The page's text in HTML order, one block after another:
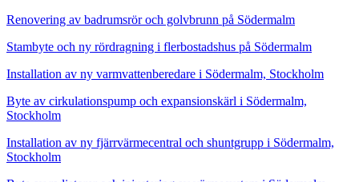
Renovering av badrumsrör och golvbrunn på Södermalm
Stambyte och ny rördragning i flerbostadshus på Södermalm
Installation av ny varmvattenberedare i Södermalm, Stockholm
Byte av cirkulationspump och expansionskärl i Södermalm,
Stockholm
Installation av ny fjärrvärmecentral och shuntgrupp i Södermalm,
Stockholm